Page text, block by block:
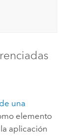
una
elemento
aplicación